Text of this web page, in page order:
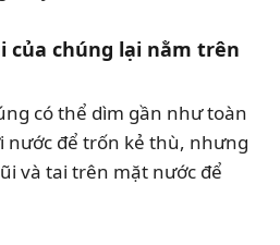
của chúng lại nằm trên
có thể dìm gần như toàn
nước để trốn kẻ thù, nhưng
và tai trên mặt nước để